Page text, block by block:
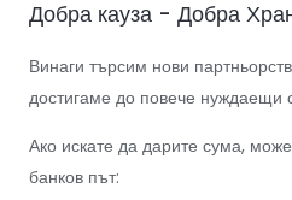
Добра кауза - Добра
Винаги търсим нови
достигаме до повече нуждаещи
Ако искате да дарите сума,
банков път: